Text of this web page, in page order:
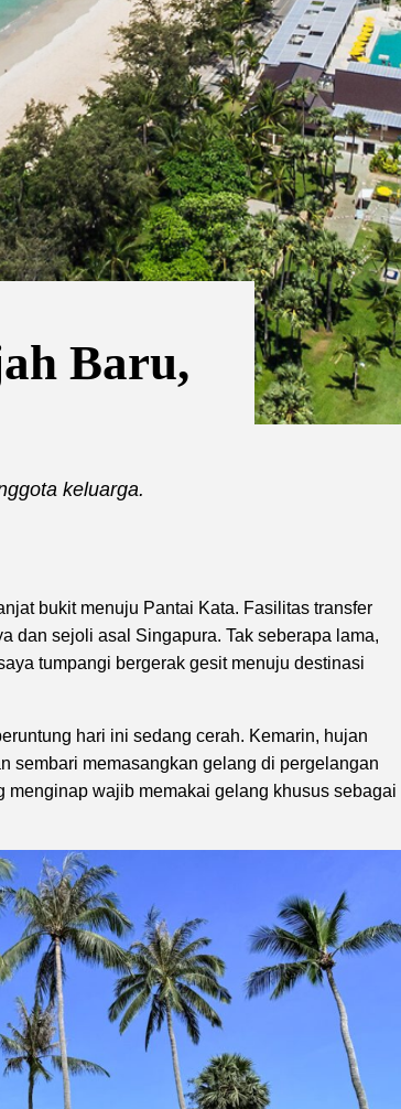
Baru,
keluarga.
bukit menuju Pantai Kata. Fasilitas transfer
dan sejoli asal Singapura. Tak seberapa lama,
tumpangi bergerak gesit menuju destinasi
hari ini sedang cerah. Kemarin, hujan
sembari memasangkan gelang di pergelangan
wajib memakai gelang khusus sebagai